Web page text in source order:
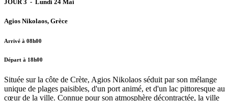
JOUR 3 - Lundi 24 Mai
Agios Nikolaos, Grèce
Arrivé à 08h00
Départ à 18h00
Située sur la côte de Crète, Agios Nikolaos séduit par son mélange
unique de plages paisibles, d'un port animé, et d'un lac pittoresque au
cœur de la ville. Connue pour son atmosphère décontractée, la ville